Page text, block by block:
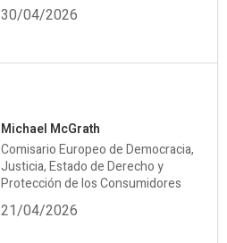
30/04/2026
Michael McGrath
Comisario Europeo de Democracia,
Justicia, Estado de Derecho y
Protección de los Consumidores
21/04/2026